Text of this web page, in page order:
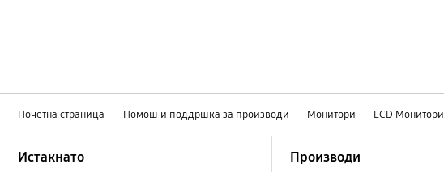
Почетна страница Помош и поддршка за производи Монитори LCD Монитори
Истакнато Производи